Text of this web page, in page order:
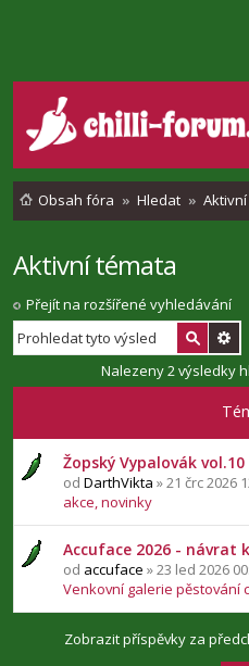
Obsah fóra Hledat
Aktivní témata
Přejít na rozšířené vyhledávání
Nalezeny 2 výsledky
Žopský Vypalovák vol.10
od DarthVikta » 21 črc 2026
akce, novinky
Accuface 2026 - návrat
od accuface » 23 led 2026
Venkovní galerie pěstování
Zobrazit příspěvky za